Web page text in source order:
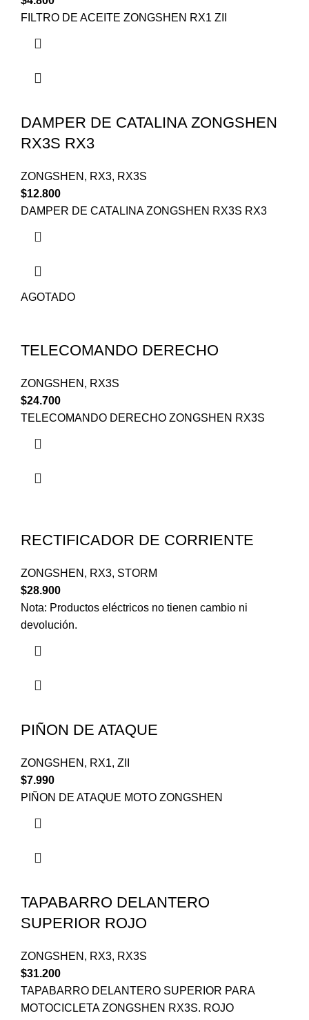
FILTRO DE ACEITE ZONGSHEN RX1 ZII
DAMPER DE CATALINA ZONGSHEN
RX3S RX3
ZONGSHEN , RX3, RX3S
$12.800
DAMPER DE CATALINA ZONGSHEN RX3S RX3
AGOTADO
TELECOMANDO DERECHO
ZONGSHEN , RX3S
$24.700
TELECOMANDO DERECHO ZONGSHEN RX3S
RECTIFICADOR DE CORRIENTE
ZONGSHEN , RX3, STORM
$28.900
Nota: Productos eléctricos no tienen cambio ni
devolución.
PIÑON DE ATAQUE
ZONGSHEN , RX1, ZII
$7.990
PIÑON DE ATAQUE MOTO ZONGSHEN
TAPABARRO DELANTERO
SUPERIOR ROJO
ZONGSHEN , RX3, RX3S
$31.200
TAPABARRO DELANTERO SUPERIOR PARA
MOTOCICLETA ZONGSHEN RX3S. ROJO